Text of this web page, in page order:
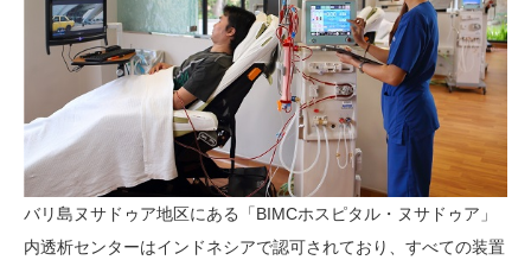
バリ島ヌサドゥア地区にある「BIMCホスピタル・ヌサドゥア」
内透析センターはインドネシアで認可されており、すべての装置